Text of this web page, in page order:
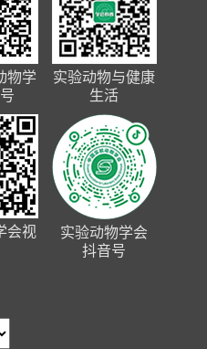
物学
实验动物与健康
生活
会视
实验动物学会
抖音号